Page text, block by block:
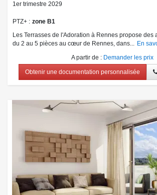
1er trimestre 2029
PTZ+
zone B1
Les Terrasses de l'Adoration à Rennes propose des
du 2 au 5 pièces au cœur de Rennes, dans... En
A partir de : Demander les prix
Obtenir une documentation personnalisée